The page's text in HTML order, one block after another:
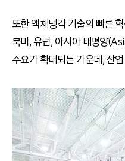
또한 액체냉각 기술의 빠른
북미, 유럽, 아시아 태평양
수요가 확대되는 가운데, 산